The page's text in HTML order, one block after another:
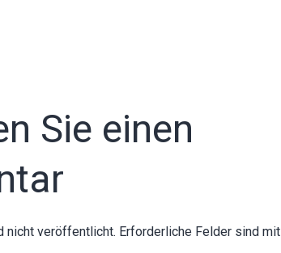
Sie einen
nicht veröffentlicht. Erforderliche Felder sind mit